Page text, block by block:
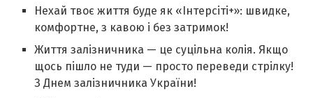
Нехай твоє життя буде як «Інтерсіті+»: швидке,
комфортне, з кавою і без затримок!
Життя залізничника — це суцільна колія. Якщо
щось пішло не туди — просто переведи стрілку!
З Днем залізничника України!